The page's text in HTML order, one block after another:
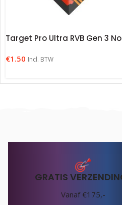
Target Pro Ultra RVB Gen 3
€1.50 Incl. BTW
GRATIS
Vanaf €175,-